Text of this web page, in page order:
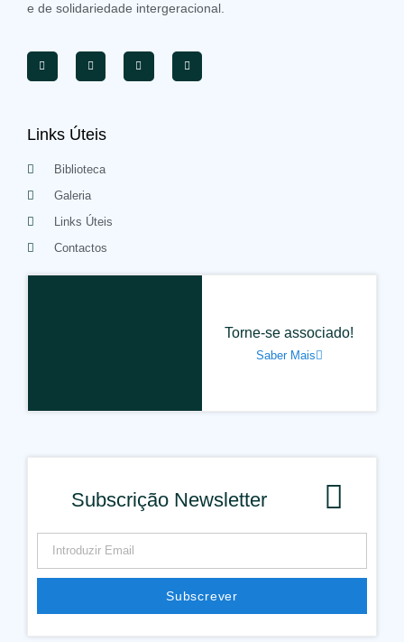
e de solidariedade intergeracional.
Links Úteis
Biblioteca
Galeria
Links Úteis
Contactos
Torne-se associado!
Saber Mais
Subscrição Newsletter
Subscrever